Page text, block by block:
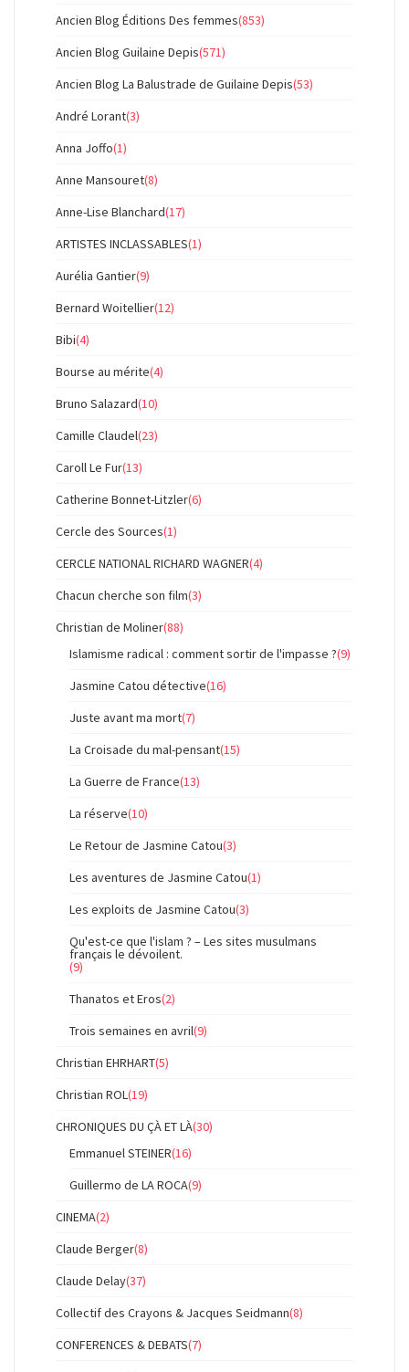
Ancien Blog Éditions Des femmes(853)
Ancien Blog Guilaine Depis(571)
Ancien Blog La Balustrade de Guilaine Depis(53)
André Lorant(3)
Anna Joffo(1)
Anne Mansouret(8)
Anne-Lise Blanchard(17)
ARTISTES INCLASSABLES(1)
Aurélia Gantier(9)
Bernard Woitellier(12)
Bibi(4)
Bourse au mérite(4)
Bruno Salazard(10)
Camille Claudel(23)
Caroll Le Fur(13)
Catherine Bonnet-Litzler(6)
Cercle des Sources(1)
CERCLE NATIONAL RICHARD WAGNER(4)
Chacun cherche son film(3)
Christian de Moliner(88)
Islamisme radical : comment sortir de l'impasse ?(9)
Jasmine Catou détective(16)
Juste avant ma mort(7)
La Croisade du mal-pensant(15)
La Guerre de France(13)
La réserve(10)
Le Retour de Jasmine Catou(3)
Les aventures de Jasmine Catou(1)
Les exploits de Jasmine Catou(3)
Qu'est-ce que l'islam ? – Les sites musulmans
français le dévoilent.
(9)
Thanatos et Eros(2)
Trois semaines en avril(9)
Christian EHRHART(5)
Christian ROL(19)
CHRONIQUES DU ÇÀ ET LÀ(30)
Emmanuel STEINER(16)
Guillermo de LA ROCA(9)
CINEMA(2)
Claude Berger(8)
Claude Delay(37)
Collectif des Crayons & Jacques Seidmann(8)
CONFERENCES & DEBATS(7)